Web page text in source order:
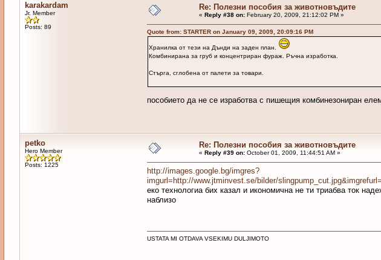
karakardam
Jr. Member
Posts: 89
Re: Полезни пособия за животновъдите
« Reply #38 on:February 20, 2009, 21:12:02 PM »
Quote from: STARTER on January 09, 2009, 20:09:16 PM
Хранилка от тези на Дънди на заден план.
Комбинирана за груб и концентриран фураж. Ръчна изработка.
Стърга, сглобена от палети за товари.
пособието да не се изработва с пишещия комбинезониран
petko
Hero Member
Posts: 1225
Re: Полезни пособия за животновъдите
« Reply #39 on:October 01, 2009, 11:44:51 AM »
http://images.google.bg/imgres?
imgurl=http://www.jtminvest.se/bilder/
еко технологиа бих казал и икономична не ти триабва ток
наблизо
USTATA MI OTDAVA VSEKIMU DULJIMOTO